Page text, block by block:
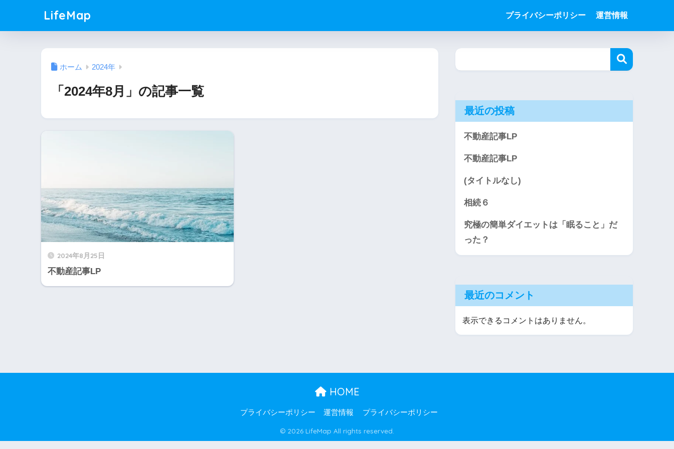
LifeMap プライバシーポリシー 運営情報
ホーム 2024年
「2024年8月」の記事一覧
2024年8月25日
不動産記事LP
最近の投稿
不動産記事LP
不動産記事LP
(タイトルなし)
相続６
究極の簡単ダイエットは「眠ること」だ
った？
最近のコメント
表示できるコメントはありません。
HOME
プライバシーポリシー 運営情報 プライバシーポリシー
© 2026 LifeMap All rights reserved.